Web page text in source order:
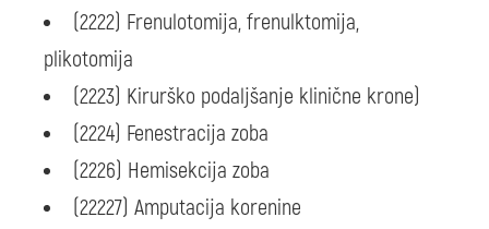
(2222) Frenulotomija, frenulktomija,
plikotomija
(2223) Kirurško podaljšanje klinične krone)
(2224) Fenestracija zoba
(2226) Hemisekcija zoba
(22227) Amputacija korenine